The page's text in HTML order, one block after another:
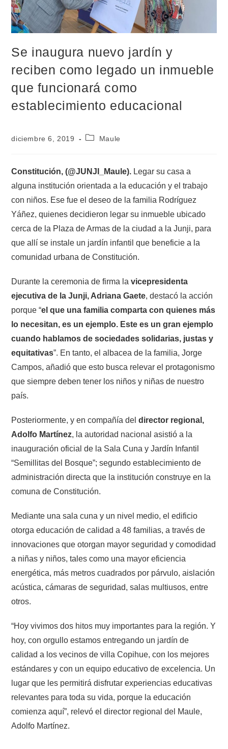
Se inaugura nuevo jardín y
reciben como legado un inmueble
que funcionará como
establecimiento educacional
diciembre 6, 2019 Maule
Constitución, (@JUNJI_Maule). Legar su casa a
alguna institución orientada a la educación y el trabajo
con niños. Ese fue el deseo de la familia Rodríguez
Yáñez, quienes decidieron legar su inmueble ubicado
cerca de la Plaza de Armas de la ciudad a la Junji, para
que allí se instale un jardín infantil que beneficie a la
comunidad urbana de Constitución.
Durante la ceremonia de firma la vicepresidenta
ejecutiva de la Junji, Adriana Gaete, destacó la acción
porque “el que una familia comparta con quienes más
lo necesitan, es un ejemplo. Este es un gran ejemplo
cuando hablamos de sociedades solidarias, justas y
equitativas”. En tanto, el albacea de la familia, Jorge
Campos, añadió que esto busca relevar el protagonismo
que siempre deben tener los niños y niñas de nuestro
país.
Posteriormente, y en compañía deldirector regional,
Adolfo Martínez, la autoridad nacional asistió a la
inauguración oficial de la Sala Cuna y Jardín Infantil
“Semillitas del Bosque”; segundo establecimiento de
administración directa que la institución construye en la
comuna de Constitución.
Mediante una sala cuna y un nivel medio, el edificio
otorga educación de calidad a 48 familias, a través de
innovaciones que otorgan mayor seguridad y comodidad
a niñas y niños, tales como una mayor eficiencia
energética, más metros cuadrados por párvulo, aislación
acústica, cámaras de seguridad, salas multiusos, entre
otros.
“Hoy vivimos dos hitos muy importantes para la región. Y
hoy, con orgullo estamos entregando un jardín de
calidad a los vecinos de villa Copihue, con los mejores
estándares y con un equipo educativo de excelencia. Un
lugar que les permitirá disfrutar experiencias educativas
relevantes para toda su vida, porque la educación
comienza aquí”, relevó el director regional del Maule,
Adolfo Martínez.